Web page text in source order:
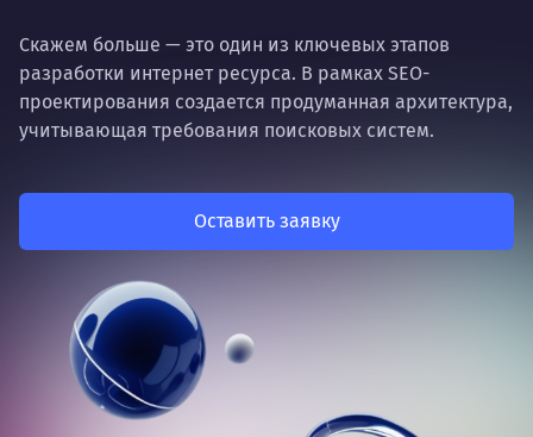
Скажем больше — это один из ключевых этапов
разработки интернет ресурса. В рамках SEO-
проектирования создается продуманная архитектура,
учитывающая требования поисковых систем.
Оставить заявку